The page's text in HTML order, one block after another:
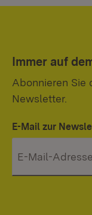
Immer auf
Abonnieren Sie
Newsletter.
E-Mail zur